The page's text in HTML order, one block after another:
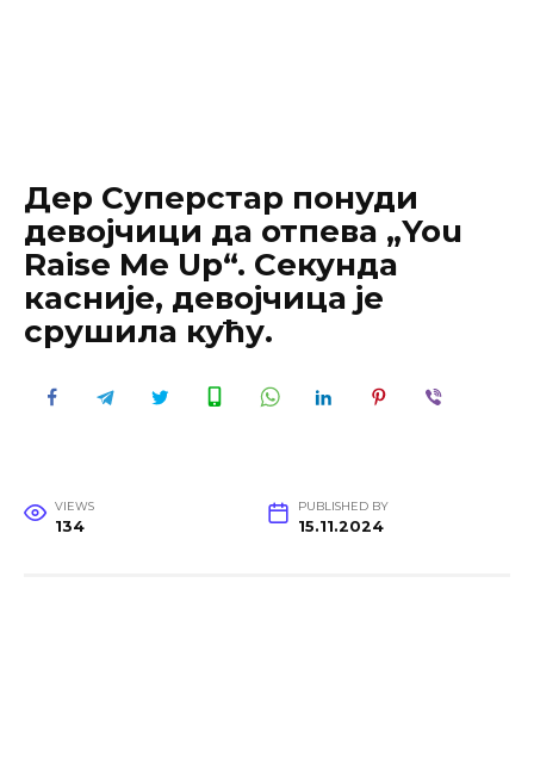
Дер Суперстар понуди
девојчици да отпева „You
Raise Me Up“. Секундa
касније, девојчица је
срушила кућу.
VIEWS
134
PUBLISHED BY
15.11.2024